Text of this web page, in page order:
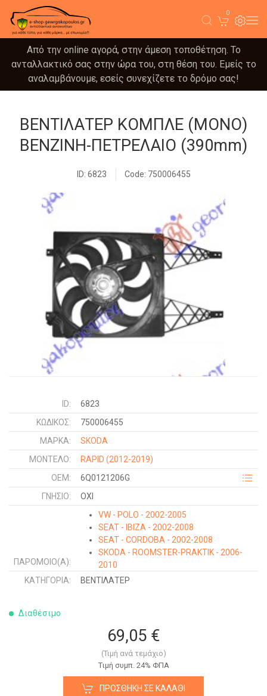
0
Από την online αγορά, στην άμεση τοποθέτηση. Το
ανταλλακτικό σας στην ώρα του, στη θέση του. Εμείς το
αναλαμβάνουμε, εσείς συνεχίζετε το δρόμο σας!
ΒΕΝΤΙΛΑΤΕΡ ΚΟΜΠΛΕ (ΜΟΝΟ)
ΒΕΝΖΙΝΗ-ΠΕΤΡΕΛΑΙΟ (390mm)
ID: 6823 Code: 750006455
ID:
6823
ΚΩΔΙΚΌΣ:
750006455
ΜΑΡΚΑ:
SKODA
ΜΟΝΤΕΛΟ:
RAPID (2012-2019)
OEM:
6Q0121206G
ΓΝΉΣΙΟ:
ΟΧΙ
ΠΑΡΌΜΟΙΟ(Α):
VW - POLO - 2002-2005
SEAT - IBIZA - 2002-2008
SEAT - CORDOBA - 2002-2008
SKODA - ROOMSTER-PRAKTIK - 2006-
2010
VW - FOX - 2005-2011
SEAT - IBIZA - 2008-2012
SEAT - IBIZA - 2012-2015
SEAT - IBIZA - 2015-2017
SEAT - TOLEDO - 2012-
SKODA - FABIA - 2010-2014
SKODA - ROOMSTER - 2010-2015
ΚΑΤΗΓΟΡΊΑ: ΒΕΝΤΙΛΑΤΕΡ
Διαθέσιμο
69,05 €
(Τιμή ανά τεμάχιο)
Tιμή συμπ. 24% ΦΠΑ
ΠΡΟΣΘΉΚΗ ΣΕ ΚΑΛΆΘΙ